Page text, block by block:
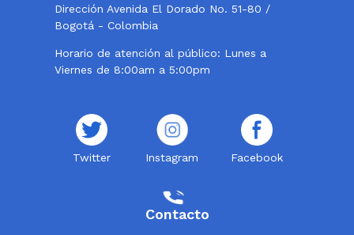
Dirección Avenida El Dorado No. 51-80 /
Bogotá - Colombia
Horario de atención al público: Lunes a
Viernes de 8:00am a 5:00pm
Twitter Instagram Facebook
Contacto